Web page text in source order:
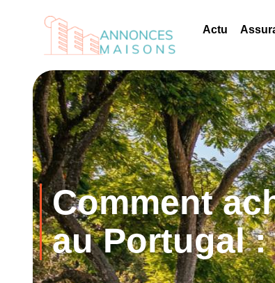
Actu
Comment
au Portugal